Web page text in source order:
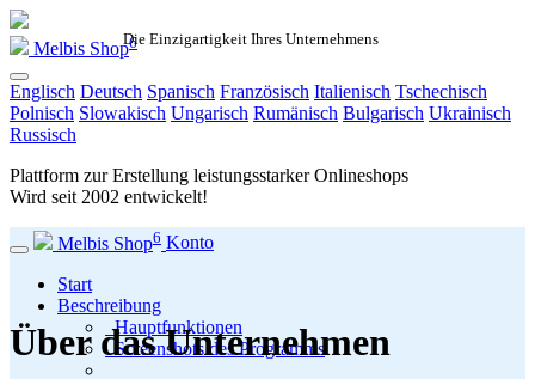
Die Einzigartigkeit Ihres Unternehmens
Melbis Shop6
Englisch Deutsch Spanisch Französisch Italienisch Tschechisch
Polnisch Slowakisch Ungarisch Rumänisch Bulgarisch Ukrainisch
Russisch
Plattform zur Erstellung leistungsstarker Onlineshops
Wird seit 2002 entwickelt!
Melbis Shop6 Konto
Start
Beschreibung
Hauptfunktionen
Screenshots des Programms
Über das Unternehmen